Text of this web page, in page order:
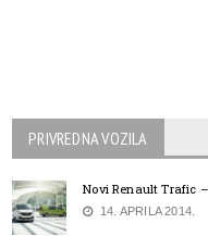
PRIVREDNA VOZILA
Novi Renault Trafic
14. APRILA 2014.